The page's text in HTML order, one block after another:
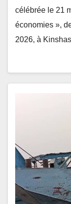
célébrée le 21
économies »,
2026, à